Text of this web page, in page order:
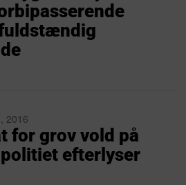
2016
for grov vold på
efterlyser